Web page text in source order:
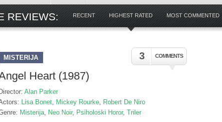
REVIEWS: RECENT HIGHEST RATED MOST COMMENTED
3 COMMENTS
MISTERIJA
Heart (1987)
Director: Alan Parker
Lisa Bonet, Mickey Rourke, Robert De Niro
Misterija, Neo Noir, Psiholoski Horor, Triler